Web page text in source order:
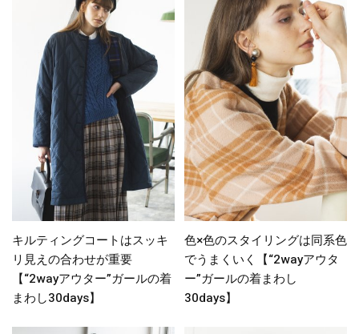
キルティングコートはスッキ
リ見えの合わせが重要
【“2wayアウター”ガールの着
まわし30days】
色×色のスタイリングは同系色
でうまくいく【“2wayアウタ
ー”ガールの着まわし
30days】